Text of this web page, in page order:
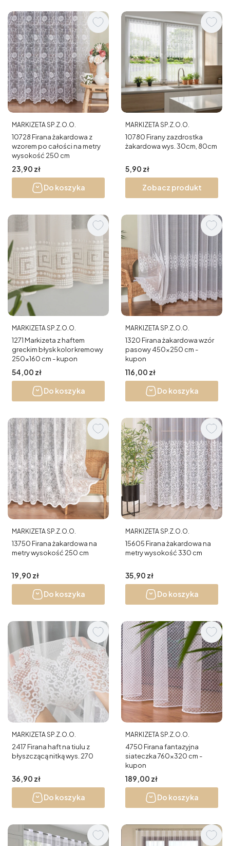
PRODUCENT
MARKIZETA SP.Z.O.O.
10728 Firana żakardowa z
wzorem po całości na metry
wysokość 250 cm
Cena
23,90 zł
Do koszyka
PRODUCENT
MARKIZETA SP.Z.O.O.
10780 Firany zazdrostka
żakardowa wys. 30cm, 80cm
Cena
5,90 zł
Zobacz produkt
PRODUCENT
MARKIZETA SP.Z.O.O.
1271 Markizeta z haftem
greckim błysk kolor kremowy
250x160 cm - kupon
Cena
54,00 zł
Do koszyka
PRODUCENT
MARKIZETA SP.Z.O.O.
1320 Firana żakardowa wzór
pasowy 450x250 cm -
kupon
Cena
116,00 zł
Do koszyka
PRODUCENT
MARKIZETA SP.Z.O.O.
13750 Firana żakardowa na
metry wysokość 250 cm
Cena
19,90 zł
Do koszyka
PRODUCENT
MARKIZETA SP.Z.O.O.
15605 Firana żakardowa na
metry wysokość 330 cm
Cena
35,90 zł
Do koszyka
PRODUCENT
MARKIZETA SP.Z.O.O.
2417 Firana haft na tiulu z
błyszczącą nitką wys. 270
Cena
36,90 zł
Do koszyka
PRODUCENT
MARKIZETA SP.Z.O.O.
4750 Firana fantazyjna
siateczka 760x320 cm -
kupon
Cena
189,00 zł
Do koszyka